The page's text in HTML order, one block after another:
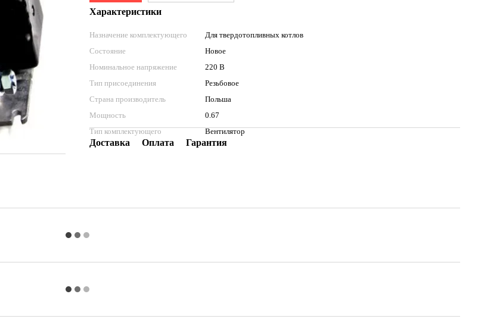
Характеристики
Назначение комплектующего
Для твердотопливных котлов
Состояние
Новое
Номинальное напряжение
220 В
Тип присоединения
Резьбовое
Страна производитель
Польша
Мощность
0.67
Тип комплектующего
Вентилятор
Доставка Оплата Гарантия